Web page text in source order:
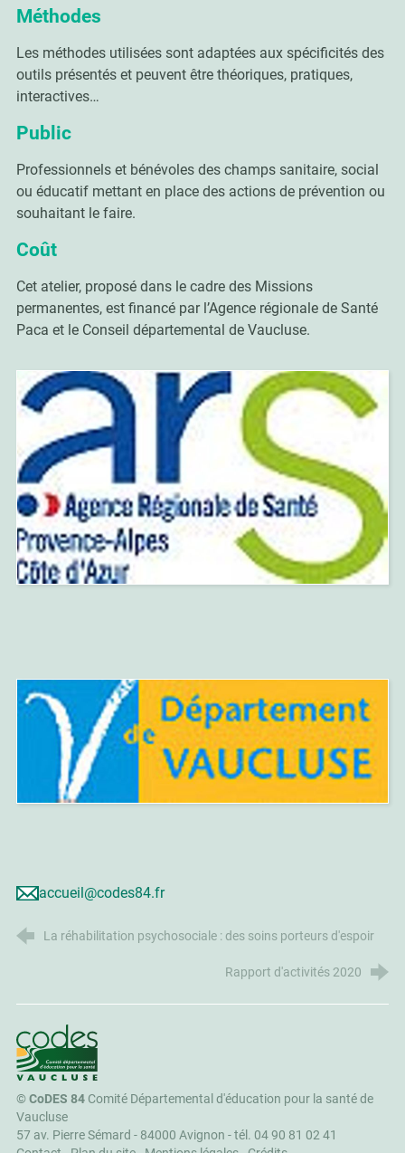
Méthodes
Les méthodes utilisées sont adaptées aux spécificités des
outils présentés et peuvent être théoriques, pratiques,
interactives…
Public
Professionnels et bénévoles des champs sanitaire, social
ou éducatif mettant en place des actions de prévention ou
souhaitant le faire.
Coût
Cet atelier, proposé dans le cadre des Missions
permanentes, est financé par l’Agence régionale de Santé
Paca et le Conseil départemental de Vaucluse.
accueil@codes84.fr
La réhabilitation psychosociale : des soins porteurs d'espoir
Rapport d'activités 2020
CoDES 84
©CoDES 84Comité Départemental d'éducation pour la santé de
Vaucluse
57 av. Pierre Sémard - 84000 Avignon -tél. 04 90 81 02 41